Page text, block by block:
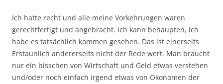
Ich hatte recht und alle meine Vorkehrungen waren
gerechtfertigt und angebracht. Ich kann behaupten, ich
habe es tatsächlich kommen gesehen. Das ist einerseits
Erstaunlich andererseits nicht der Rede wert. Man braucht
nur ein bisschen von Wirtschaft und Geld etwas verstehen
und/oder noch einfach irgend etwas von Ökonomen der